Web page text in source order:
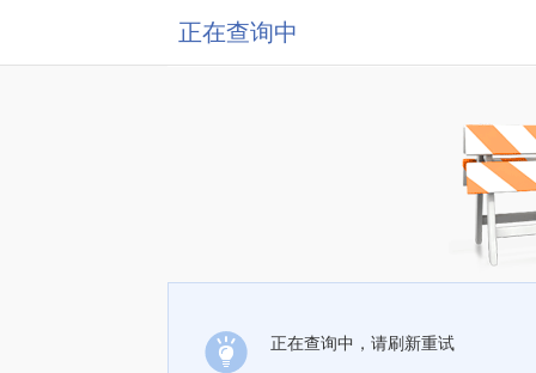
正在查询中
正在查询中，请刷新重试